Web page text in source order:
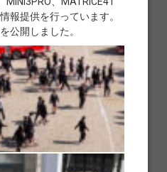
報提供を行っています。
公開しました。